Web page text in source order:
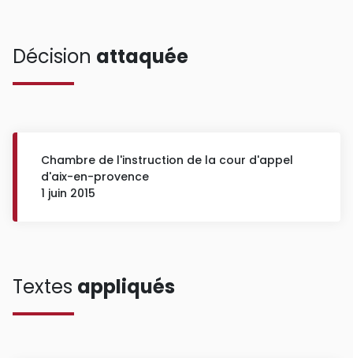
Décision attaquée
Chambre de l'instruction de la cour d'appel
d'aix-en-provence
1 juin 2015
Textes appliqués